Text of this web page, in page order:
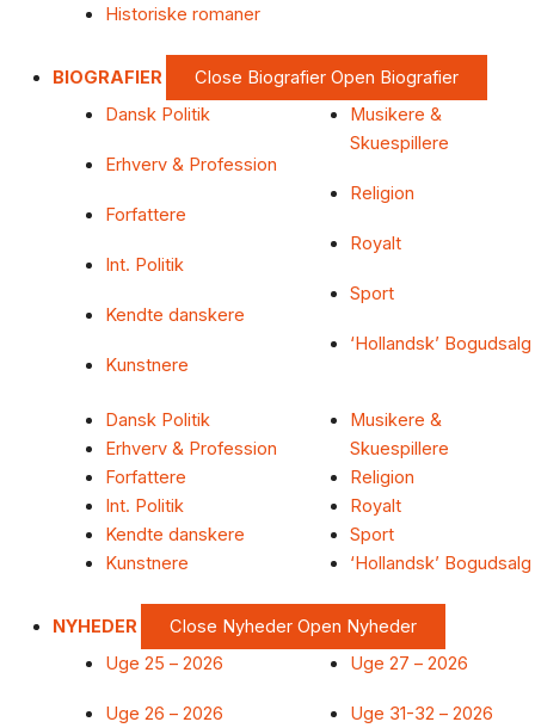
Historiske romaner
BIOGRAFIER Close Biografier Open Biografier
Dansk Politik
Erhverv & Profession
Forfattere
Int. Politik
Kendte danskere
Kunstnere
Musikere &
Skuespillere
Religion
Royalt
Sport
‘Hollandsk’ Bogudsalg
Dansk Politik
Erhverv & Profession
Forfattere
Int. Politik
Kendte danskere
Kunstnere
Musikere &
Skuespillere
Religion
Royalt
Sport
‘Hollandsk’ Bogudsalg
NYHEDER Close Nyheder Open Nyheder
Uge 25 – 2026
Uge 26 – 2026
Uge 27 – 2026
Uge 31-32 – 2026